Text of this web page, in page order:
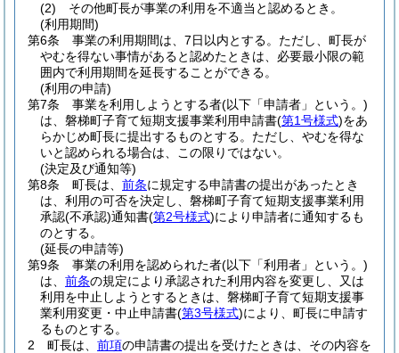
(2)
その他町長が事業の利用を不適当と認めるとき。
(利用期間)
第6条
事業の利用期間は、7日以内とする。 ただし、町長が
やむを得ない事情があると認めたときは、必要最小限の範
囲内で利用期間を延長することができる。
(利用の申請)
第7条
事業を利用しようとする者(以下「申請者」という。)
は、磐梯町子育て短期支援事業利用申請書(第1号様式)をあ
らかじめ町長に提出するものとする。 ただし、やむを得な
いと認められる場合は、この限りではない。
(決定及び通知等)
第8条
町長は、 前条に規定する申請書の提出があったとき
は、利用の可否を決定し、磐梯町子育て短期支援事業利用
承認(不承認)通知書(第2号様式)により申請者に通知するも
のとする。
(延長の申請等)
第9条
事業の利用を認められた者(以下「利用者」という。)
は、 前条の規定により承認された利用内容を変更し、又は
利用を中止しようとするときは、磐梯町子育て短期支援事
業利用変更・中止申請書(第3号様式)により、町長に申請す
るものとする。
2
町長は、 前項の申請書の提出を受けたときは、その内容を